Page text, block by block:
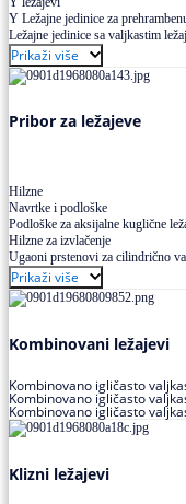
Y Ležajne jedinice za
Ležajne jedinice sa valjkastim
Prikaži više
Pribor za ležajeve
Hilzne
Navrtke i podloške
Podloške za aksijalne kuglične
Hilzne za izvlačenje
Ugaoni prstenovi za cilindrično
Prikaži više
Kombinovani ležajevi
Kombinovano igličasto
Kombinovano igličasto
Kombinovano igličasto
Klizni ležajevi